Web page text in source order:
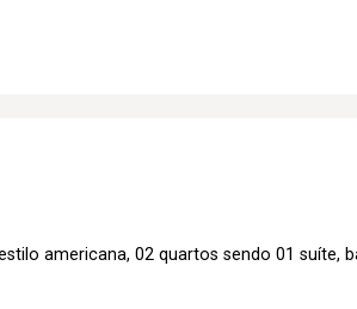
americana, 02 quartos sendo 01 suíte,